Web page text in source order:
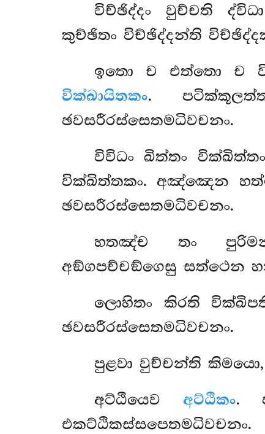
විච්ඡිද්දං වුච්චති
කුච්ඡිතං විච්ඡිද්දන්ති
ඉතො ච එත්තො ච
වික්ඛායිතකං.
ඡවසරීරස්සෙතමධිවචනං.
විවිධංඛිත්තං
වික්ඛිත්තකං. අඤ්ඤෙන
ඡවසරීරස්සෙතමධිවචනං.
හතඤ්ච තං
අඞ්ගපච්චඞ්ගෙසු සත්ථෙන
ලොහිතං කිරති
ඡවසරීරස්සෙතමධිවචනං.
පුළවා වුච්චන්ති
අට්ඨියෙව අට්ඨිකං.